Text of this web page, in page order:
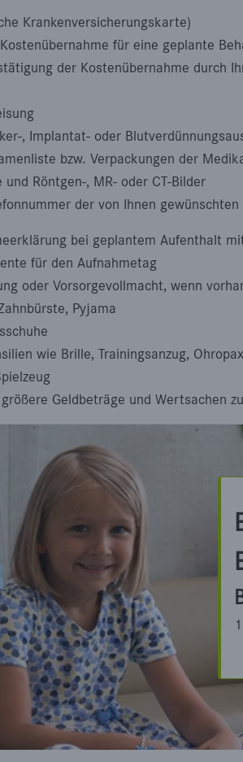
Krankenversicherungskarte)
für eine geplante
der Kostenübernahme durch
, Implantat- oder
bzw. Verpackungen der
Röntgen-, MR- oder CT-Bilder
der von Ihnen
bei geplantem Aufenthalt
für den Aufnahmetag
oder Vorsorgevollmacht, wenn
Pyjama
wie Brille, Trainingsanzug,
Geldbeträge und Wertsachen